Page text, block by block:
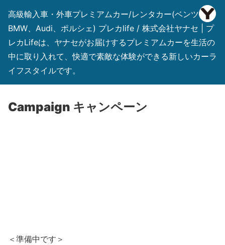
高級輸入車・外車プレミアムカー/レンタカー(ベンツ、
BMW、Audi、ポルシェ) プレカlife / 株式会社ヤナセ | プ
レカLifeは、ヤナセがお届けするプレミアムカーを生活の
中に取り入れて、快適で素敵な体験ができる新しいカーラ
イフスタイルです。
Campaign キャンペーン
＜準備中です＞